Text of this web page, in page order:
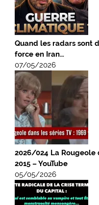
Quand les radars sont
force en Iran…
07/05/2026
2026/024 La Rougeole
2015 – YouTube
05/05/2026